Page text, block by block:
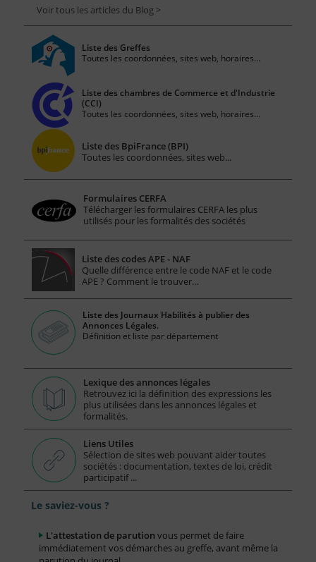
Voir tous les articles du Blog >
Liste des Greffes
Toutes les coordonnées, sites web, horaires...
Liste des chambres de Commerce et d'Industrie
(CCI)
Toutes les coordonnées, sites web, horaires...
Liste des BpiFrance (BPI)
Toutes les coordonnées, sites web...
Formulaires CERFA
Télécharger les formulaires CERFA les plus
utilisés pour les formalités des sociétés
Liste des codes APE - NAF
Quelle différence entre le code NAF et le code
APE ? Comment le trouver…
Liste des Journaux Habilités à publier des
Annonces Légales.
Définition et liste par département
Lexique des annonces légales
Retrouvez ici la définition des expressions les
plus utilisées dans les annonces légales et
formalités.
Liens Utiles
Sélection de sites web pouvant aider toutes
sociétés : documentation, textes de loi, crédit
participatif ...
Le saviez-vous ?
L'attestation de parution vous permet de faire
immédiatement vos démarches au greffe, avant même la